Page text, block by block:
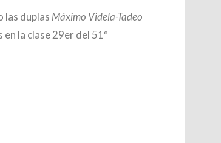
las duplas Máximo Videla-Tadeo
la clase 29er del 51º